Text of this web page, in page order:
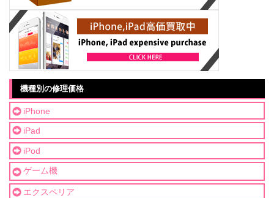
機種別の修理価格
iPhone
iPad
iPod
ゲーム機
エクスペリア